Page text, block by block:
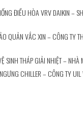
ĐIỀU HÒA VRV DAIKIN –
QUẢN VẮC XIN – CÔNG TY
SINH THÁP GIẢI NHIỆT – NHÀ
CHILLER – CÔNG TY UIL